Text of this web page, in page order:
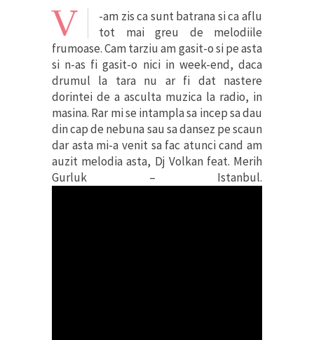
V
-am zis ca sunt batrana si ca aflu
tot mai greu de melodiile
frumoase. Cam tarziu am gasit-o si pe asta
si n-as fi gasit-o nici in week-end, daca
drumul la tara nu ar fi dat nastere
dorintei de a asculta muzica la radio, in
masina. Rar mi se intampla sa incep sa dau
din cap de nebuna sau sa dansez pe scaun
dar asta mi-a venit sa fac atunci cand am
auzit melodia asta, Dj Volkan feat. Merih
Gurluk – Istanbul.